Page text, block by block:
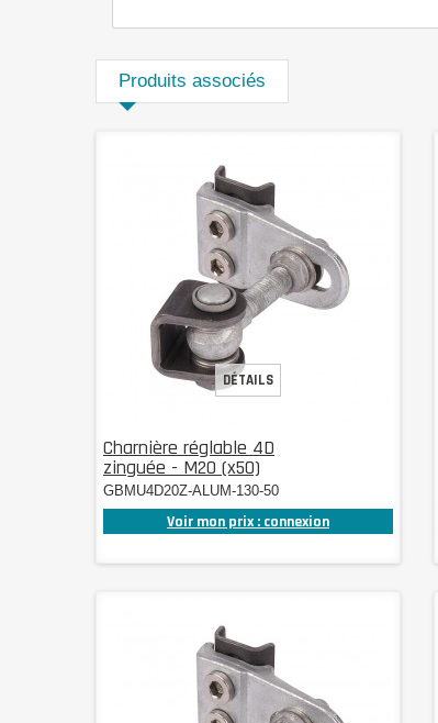
Produits associés
Charnière réglable 4D
zinguée - M20 (x50)
GBMU4D20Z-ALUM-130-50
Voir mon prix : connexion
DÉTAILS